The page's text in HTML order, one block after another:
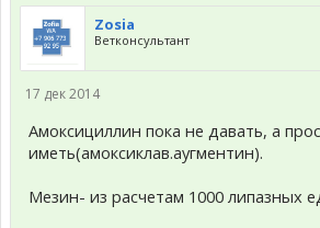
Zosia
Ветконсультант
17 дек 2014
Амоксициллин пока не давать, а
иметь(амоксиклав.аугментин).
Мезин- из расчетам 1000 липазных